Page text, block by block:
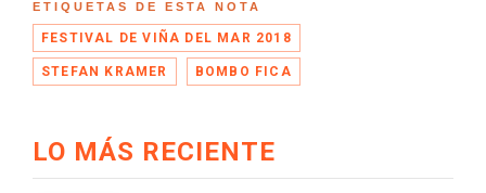
ETIQUETAS DE ESTA NOTA
FESTIVAL DE VIÑA DEL MAR 2018
STEFAN KRAMER BOMBO FICA
LO MÁS RECIENTE